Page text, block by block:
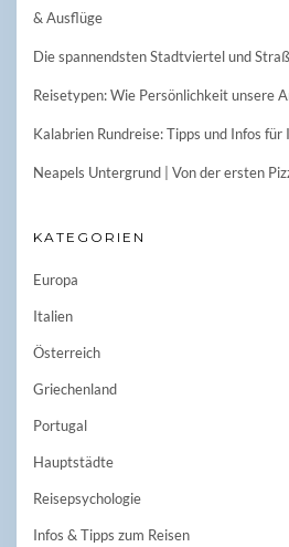
& Ausflüge
Die spannendsten Stadtviertel und
Reisetypen: Wie Persönlichkeit unsere
Kalabrien Rundreise: Tipps und Infos
Neapels Untergrund | Von der ersten
KATEGORIEN
Europa
Italien
Österreich
Griechenland
Portugal
Hauptstädte
Reisepsychologie
Infos & Tipps zum Reisen